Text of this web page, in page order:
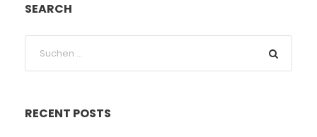
SEARCH
RECENT POSTS